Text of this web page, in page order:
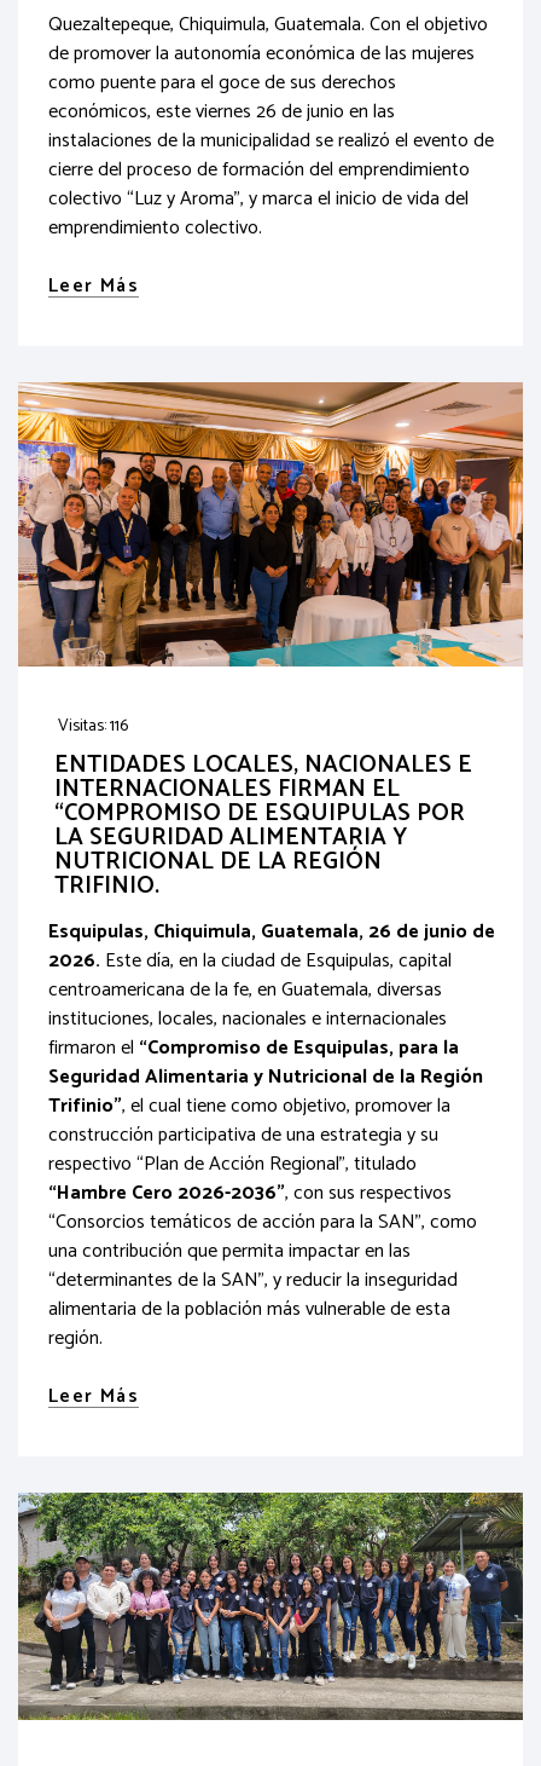
Quezaltepeque, Chiquimula, Guatemala. Con el objetivo
de promover la autonomía económica de las mujeres
como puente para el goce de sus derechos
económicos, este viernes 26 de junio en las
instalaciones de la municipalidad se realizó el evento de
cierre del proceso de formación del emprendimiento
colectivo “Luz y Aroma”, y marca el inicio de vida del
emprendimiento colectivo.
Leer Más
Visitas: 116
ENTIDADES LOCALES, NACIONALES E
INTERNACIONALES FIRMAN EL
“COMPROMISO DE ESQUIPULAS POR
LA SEGURIDAD ALIMENTARIA Y
NUTRICIONAL DE LA REGIÓN
TRIFINIO.
Esquipulas, Chiquimula, Guatemala, 26 de junio de
2026. Este día, en la ciudad de Esquipulas, capital
centroamericana de la fe, en Guatemala, diversas
instituciones, locales, nacionales e internacionales
firmaron el “Compromiso de Esquipulas, para la
Seguridad Alimentaria y Nutricional de la Región
Trifinio”, el cual tiene como objetivo, promover la
construcción participativa de una estrategia y su
respectivo “Plan de Acción Regional”, titulado
“Hambre Cero 2026-2036”, con sus respectivos
“Consorcios temáticos de acción para la SAN”, como
una contribución que permita impactar en las
“determinantes de la SAN”, y reducir la inseguridad
alimentaria de la población más vulnerable de esta
región.
Leer Más